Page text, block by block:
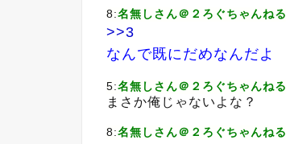
8:名無しさん＠２ろぐちゃんねる
>>3
なんで既にだめなんだよ
5:名無しさん＠２ろぐちゃんねる
まさか俺じゃないよな？
8:名無しさん＠２ろぐちゃんねる